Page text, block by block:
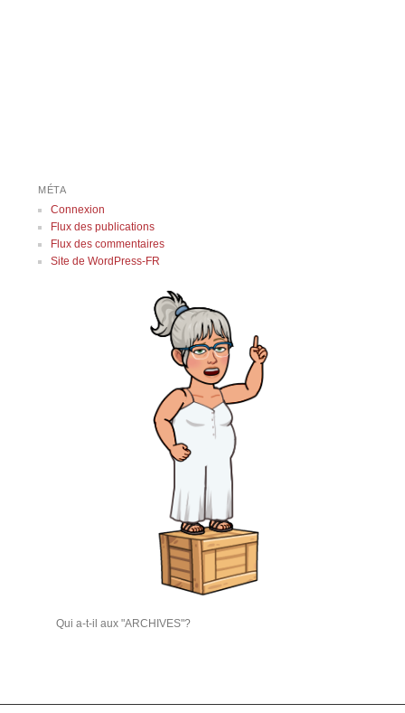
MÉTA
Connexion
Flux des publications
Flux des commentaires
Site de WordPress-FR
Qui a-t-il aux "ARCHIVES"?